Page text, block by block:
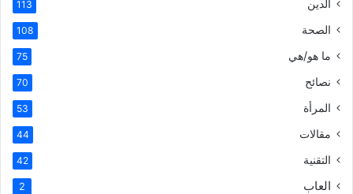
الدين 113
الصحة 108
ما هو/هي 75
نصائح 70
المرأة 53
مقالات 44
التقنية 42
العاب 2